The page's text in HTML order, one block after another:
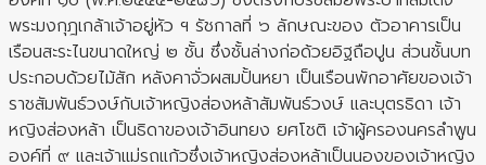
พระมงกุฎเกล้าเจ้าอยู่หัว ฯ รัชกาลที่ ๖ ลักษณะของ ตัวอาคารเป็น
เรือนสะระไนขนาดใหญ่ ๒ ชั้น ซึ่งชั้นล่างก่อด้วยอิฐถือปูน ส่วนชั้นบท
ประกอบด้วยไม้สัก หลังคาจั่วผสมปั้นหยา เป็นเรือนพักอาศัยของเจ้า
ราชสัมพันธ์วงษ์กับเจ้าหญิงส่องหล้าสัมพันธ์วงษ์ และบุตรธิดา เจ้า
หญิงส่องหล้า เป็นธิดาของเจ้าอินทยง ยศโชติ เจ้าผู้ครองนครลำพูน
องค์ที่ ๙ และเจ้าแม่รถแก้วซึ่งเจ้าหญิงส่องหล้าเป็นนองของเจ้าหญิง